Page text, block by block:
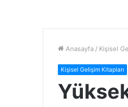
Anasayfa / Kişisel
Kişisel Gelişim Kitapları